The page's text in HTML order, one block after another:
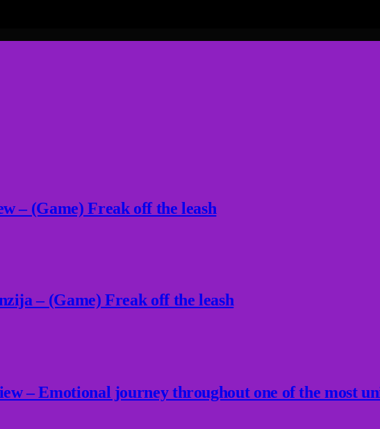
– (Game) Freak off the leash
– (Game) Freak off the leash
– Emotional journey throughout one of the most